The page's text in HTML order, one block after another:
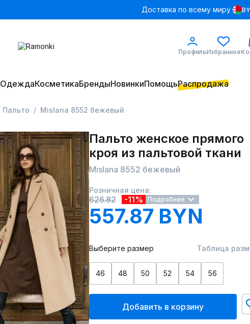
Доставка по всему миру
ПрофильИзбранное
ОдеждаКосметикаБрендыНовинкиПомощьРаспродажа
Пальто Mislana 8552 бежевый
Пальто женское прямого
кроя из пальтовой ткани
Mislana 8552 бежевый
Розничная цена:
626.82 -11% Подробнее
557.87 BYN
Выберите размер Таблица
46 48 50 52 54 56
Добавить в корзину